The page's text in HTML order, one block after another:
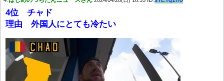
4位 チャド
理由 外国人にとても冷たい